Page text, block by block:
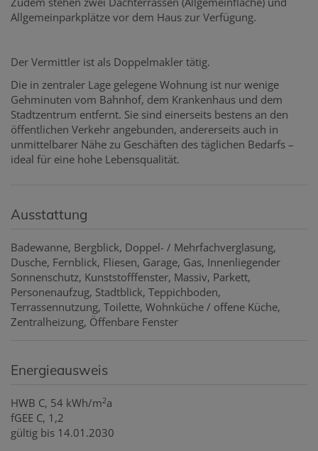
Allgemeinparkplätze vor dem Haus zur Verfügung.
Der Vermittler ist als Doppelmakler tätig.
Die in zentraler Lage gelegene Wohnung ist nur wenige
Gehminuten vom Bahnhof, dem Krankenhaus und dem
Stadtzentrum entfernt. Sie sind einerseits bestens an den
öffentlichen Verkehr angebunden, andererseits auch in
unmittelbarer Nähe zu Geschäften des täglichen Bedarfs –
ideal für eine hohe Lebensqualität.
Ausstattung
Badewanne Bergblick Doppel- / Mehrfachverglasung
Dusche Fernblick Fliesen Garage Gas Innenliegender
Sonnenschutz Kunststofffenster Massiv Parkett
Personenaufzug Stadtblick Teppichboden
Terrassennutzung Toilette Wohnküche / offene Küche
Zentralheizung Öffenbare Fenster
Energieausweis
HWB C, 54 kWh/m2a
fGEE C, 1,2
gültig bis 14.01.2030